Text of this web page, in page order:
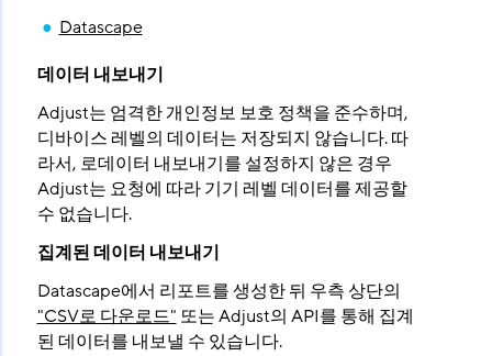
Datascape
데이터 내보내기
Adjust는 엄격한 개인정보 보호 정책을 준수하며,
디바이스 레벨의 데이터는 저장되지 않습니다. 따
라서, 로데이터 내보내기를 설정하지 않은 경우
Adjust는 요청에 따라 기기 레벨 데이터를 제공할
수 없습니다.
집계된 데이터 내보내기
Datascape에서 리포트를 생성한 뒤 우측 상단의
"CSV로 다운로드" 또는 Adjust의 API를 통해 집계
된 데이터를 내보낼 수 있습니다.